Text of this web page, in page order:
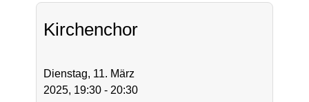
Kirchenchor
Dienstag, 11. März
2025, 19:30 - 20:30